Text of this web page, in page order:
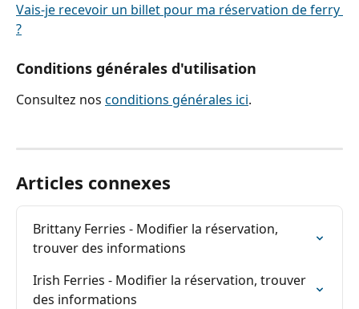
Vais-je recevoir un billet pour ma réservation de ferry
?
Conditions générales d'utilisation
Consultez nos conditions générales ici.
Articles connexes
Brittany Ferries - Modifier la réservation,
trouver des informations
Irish Ferries - Modifier la réservation, trouver
des informations